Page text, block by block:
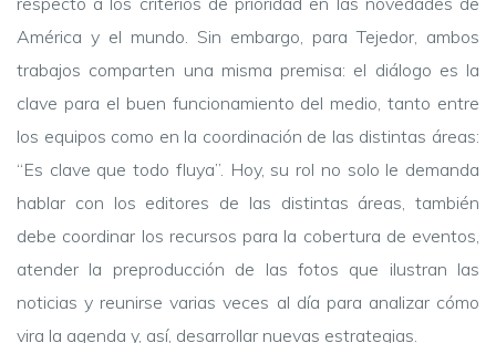
América y el mundo. Sin embargo, para Tejedor, ambos
trabajos comparten una misma premisa: el diálogo es la
clave para el buen funcionamiento del medio, tanto entre
los equipos como en la coordinación de las distintas áreas:
“Es clave que todo fluya”. Hoy, su rol no solo le demanda
hablar con los editores de las distintas áreas, también
debe coordinar los recursos para la cobertura de eventos,
atender la preproducción de las fotos que ilustran las
noticias y reunirse varias veces al día para analizar cómo
vira la agenda y, así, desarrollar nuevas estrategias.